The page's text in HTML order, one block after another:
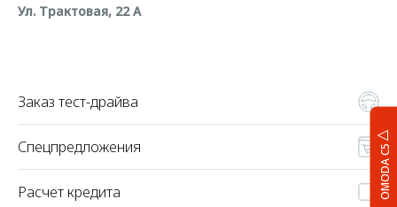
OMODA C5
Ул. Трактовая, 22 А
Заказ тест-драйва
Спецпредложения
Расчет кредита